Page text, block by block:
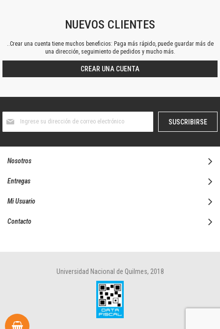
NUEVOS CLIENTES
..Crear una cuenta tiene muchos beneficios: Paga más rápido, puede guardar más de
una dirección, seguimiento de pedidos y mucho más.
CREAR UNA CUENTA
boletín
SUSCRIBIRSE
Nosotros
Entregas
Mi Usuario
Contacto
Universidad Nacional de Quilmes, 2018